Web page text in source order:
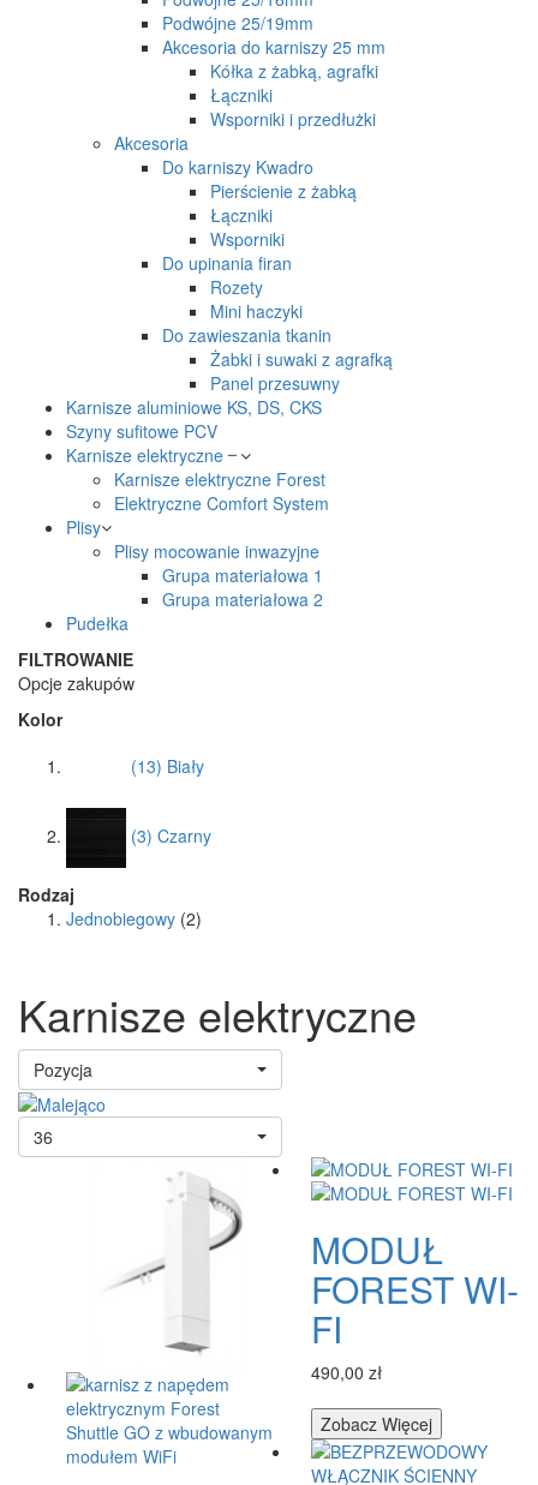
Podwójne 25/19mm
Akcesoria do karniszy 25 mm
Kółka z żabką, agrafki
Łączniki
Wsporniki i przedłużki
Akcesoria
Do karniszy Kwadro
Pierścienie z żabką
Łączniki
Wsporniki
Do upinania firan
Rozety
Mini haczyki
Do zawieszania tkanin
Żabki i suwaki z agrafką
Panel przesuwny
Karnisze aluminiowe KS, DS, CKS
Szyny sufitowe PCV
Karnisze elektryczne
Karnisze elektryczne Forest
Elektryczne Comfort System
Plisy
Plisy mocowanie inwazyjne
Grupa materiałowa 1
Grupa materiałowa 2
Pudełka
FILTROWANIE
Opcje zakupów
Kolor
(13) Biały
(3) Czarny
Rodzaj
Jednobiegowy (2)
Karnisze elektryczne
Pozycja
36
MODUŁ
FOREST WI-
FI
490,00 zł
Zobacz Więcej